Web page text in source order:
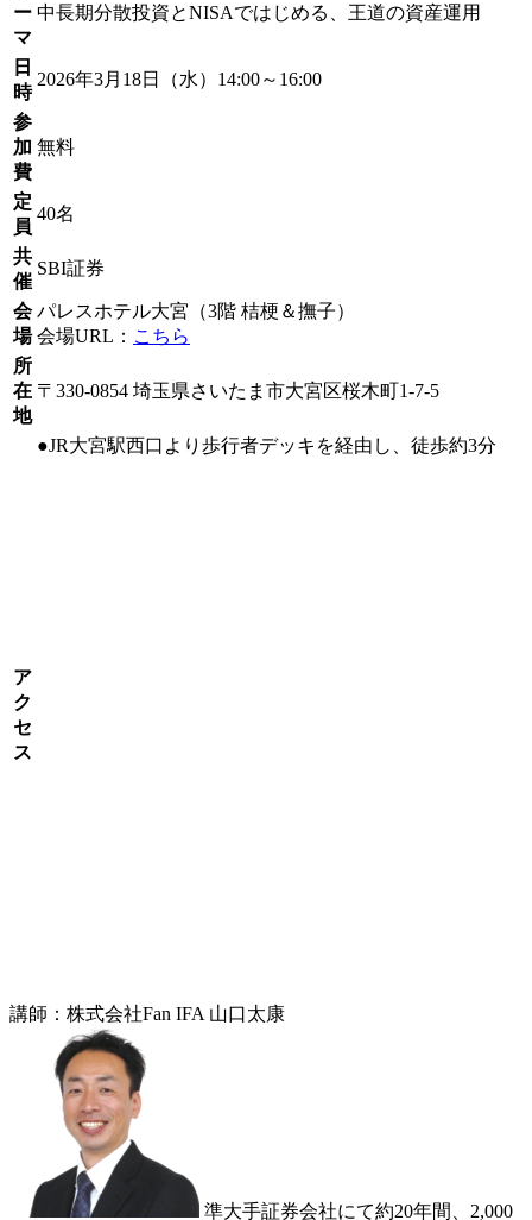
ー
マ
中長期分散投資とNISAではじめる、王道の資産運用
日
時
2026年3月18日（水）14:00～16:00
参
加
費
無料
定
員
40名
共
催
SBI証券
会
場
パレスホテル大宮（3階 桔梗＆撫子）
会場URL： こちら
所
在
地
〒330-0854 埼玉県さいたま市大宮区桜木町1-7-5
ア
ク
セ
ス
●JR大宮駅西口より歩行者デッキを経由し、徒歩約3分
講師：株式会社Fan IFA 山口太康
準大手証券会社にて約20年間、2,000